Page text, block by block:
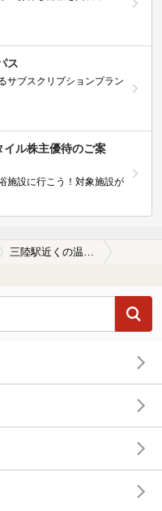
ス
サブスクリプションプラン
イル株主優待のご案
施設に行こう！対象施設が
三陸駅近くの温泉宿・温泉旅館・ホテルおすすめ(2026年版)